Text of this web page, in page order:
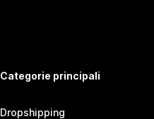
Categorie principali
Dropshipping